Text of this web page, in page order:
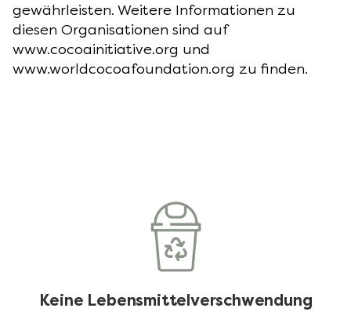
gewährleisten. Weitere Informationen zu
diesen Organisationen sind auf
www.cocoainitiative.org und
www.worldcocoafoundation.org zu finden.
Keine Lebensmittelverschwendung